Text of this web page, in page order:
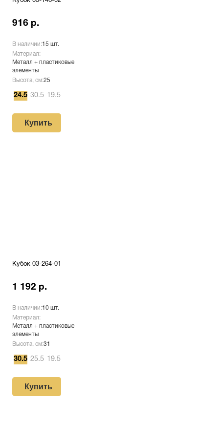
916 р.
В наличии:15 шт.
Материал:
Металл + пластиковые
элементы
Высота, см:25
24.5 30.5 19.5
Купить
Кубок 03-264-01
1 192 р.
В наличии:10 шт.
Материал:
Металл + пластиковые
элементы
Высота, см:31
30.5 25.5 19.5
Купить